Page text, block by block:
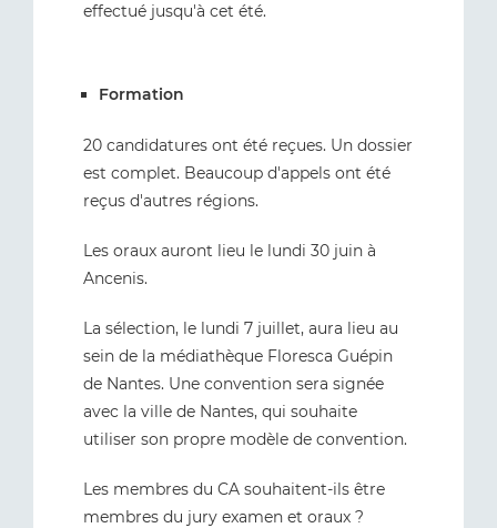
effectué jusqu'à cet été.
Formation
20 candidatures ont été reçues. Un dossier
est complet. Beaucoup d'appels ont été
reçus d'autres régions.
Les oraux auront lieu le lundi 30 juin à
Ancenis.
La sélection, le lundi 7 juillet, aura lieu au
sein de la médiathèque Floresca Guépin
de Nantes. Une convention sera signée
avec la ville de Nantes, qui souhaite
utiliser son propre modèle de convention.
Les membres du CA souhaitent-ils être
membres du jury examen et oraux ?